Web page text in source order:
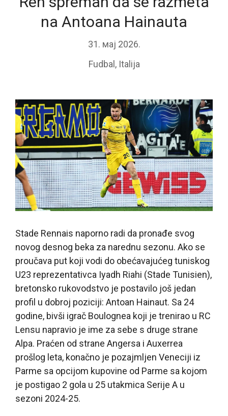
na Antoana Hainauta
31. мај 2026.
Fudbal , Italija
Stade Rennais naporno radi da pronađe svog
novog desnog beka za narednu sezonu. Ako se
proučava put koji vodi do obećavajućeg tuniskog
U23 reprezentativca Iyadh Riahi (Stade Tunisien),
bretonsko rukovodstvo je postavilo još jedan
profil u dobroj poziciji: Antoan Hainaut. Sa 24
godine, bivši igrač Boulognea koji je trenirao u RC
Lensu napravio je ime za sebe s druge strane
Alpa. Praćen od strane Angersa i Auxerrea
prošlog leta, konačno je pozajmljen Veneciji iz
Parme sa opcijom kupovine od Parme sa kojom
je postigao 2 gola u 25 utakmica Serije A u
sezoni 2024-25.